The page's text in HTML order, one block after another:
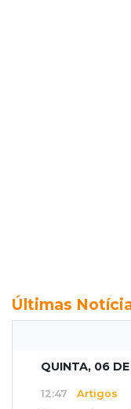
Últimas
QUINTA, 06
12:47 Artigos